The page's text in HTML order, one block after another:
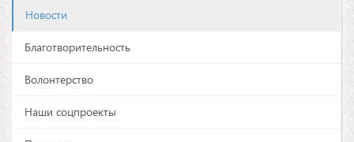
Новости
Благотворительность
Волонтерство
Наши соцпроекты